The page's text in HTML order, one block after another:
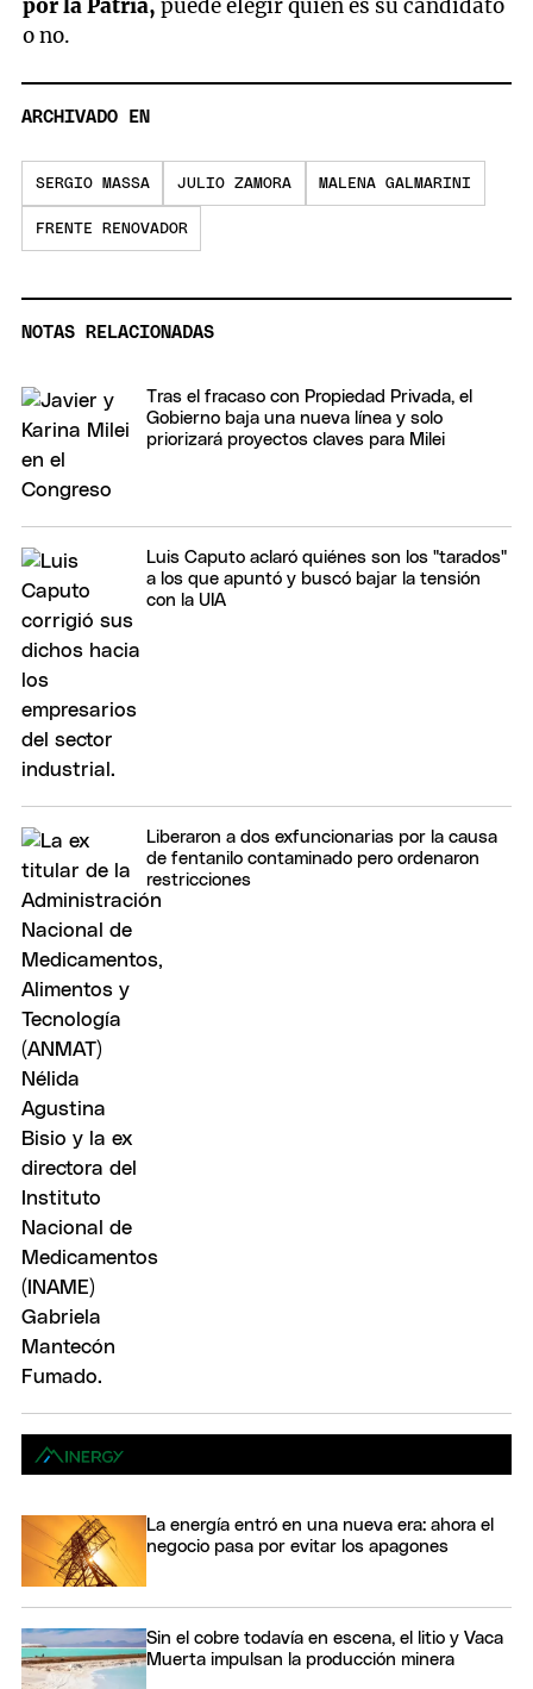
por la Patria, puede elegir quién es su candidato
o no.
ARCHIVADO EN
SERGIO MASSA JULIO ZAMORA MALENA GALMARINI
FRENTE RENOVADOR
NOTAS RELACIONADAS
Tras el fracaso con Propiedad Privada, el
Gobierno baja una nueva línea y solo
priorizará proyectos claves para Milei
Luis Caputo aclaró quiénes son los "tarados"
a los que apuntó y buscó bajar la tensión
con la UIA
Liberaron a dos exfuncionarias por la causa
de fentanilo contaminado pero ordenaron
restricciones
La energía entró en una nueva era: ahora el
negocio pasa por evitar los apagones
Sin el cobre todavía en escena, el litio y Vaca
Muerta impulsan la producción minera